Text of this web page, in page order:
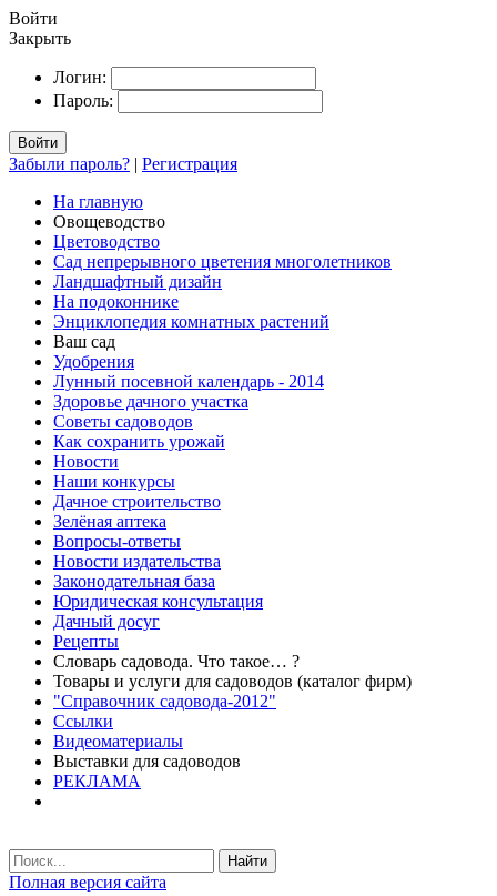
Войти
Закрыть
Логин:
Пароль:
Войти
Забыли пароль? | Регистрация
На главную
Овощеводство
Цветоводство
Сад непрерывного цветения многолетников
Ландшафтный дизайн
На подоконнике
Энциклопедия комнатных растений
Ваш сад
Удобрения
Лунный посевной календарь - 2014
Здоровье дачного участка
Советы садоводов
Как сохранить урожай
Новости
Наши конкурсы
Дачное строительство
Зелёная аптека
Вопросы-ответы
Новости издательства
Законодательная база
Юридическая консультация
Дачный досуг
Рецепты
Словарь садовода. Что такое… ?
Товары и услуги для садоводов (каталог фирм)
"Справочник садовода-2012"
Ссылки
Видеоматериалы
Выставки для садоводов
РЕКЛАМА
Найти
Полная версия сайта